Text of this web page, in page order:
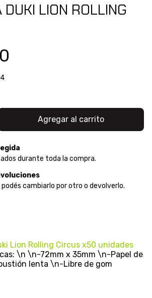
DUKI LION ROLLING
durante toda la compra.
cambiarlo por otro o devolverlo.
Lion Rolling Circus x50 unidades
\n \n-72mm x 35mm \n-Papel de
lenta \n-Libre de gom